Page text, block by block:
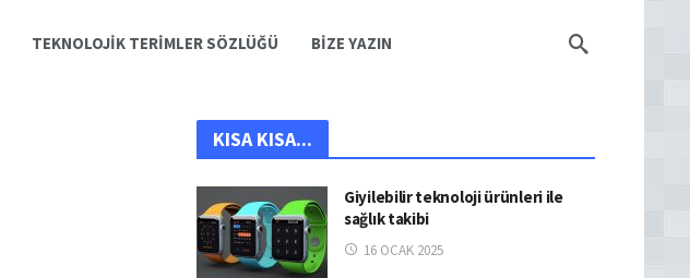
TEKNOLOJIK TERIMLER SÖZLÜĞÜ BIZE YAZIN
KISA KISA...
Giyilebilir teknoloji ürünleri ile
sağlık takibi
16 OCAK 2025